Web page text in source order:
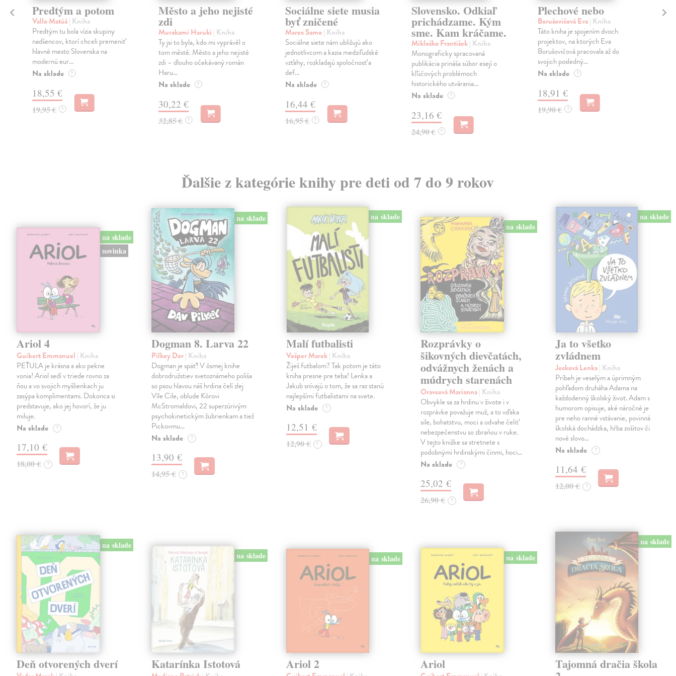
Predtým a potom
Vallo Matúš| Kniha
Predtým tu bola vízia skupiny
nadšencov, ktorí chceli premeniť
hlavné mesto Slovenska na
modernú eur...
Na sklade ?
18,55 €
19,95 € ?
Město a jeho nejisté
zdi
Murakami Haruki | Kniha
Ty jsi to byla, kdo mi vyprávěl o
tom městě. Město a jeho nejisté
zdi – dlouho očekávaný román
Haru...
Na sklade ?
30,22 €
32,85 € ?
Sociálne siete musia
byť zničené
Marec Samo| Kniha
Sociálne siete nám ubližujú ako
jednotlivcom a kazia medziľudské
vzťahy, rozkladajú spoločnosť a
def...
Na sklade ?
16,44 €
16,95 € ?
Slovensko. Odkiaľ
prichádzame. Kým
sme. Kam kráčame.
Mikloško František| Kniha
Monograficky spracovaná
publikácia prináša súbor esejí o
kľúčových problémoch
historického utvárania...
Na sklade ?
23,16 €
24,90 € ?
Plechové nebo
Borušovičová Eva| Kniha
Táto kniha je spojením dvoch
projektov, na ktorých Eva
Borušovičová pracovala až do
svojich posledný...
Na sklade ?
18,91 €
19,90 € ?
Ďalšie z kategórie knihy pre deti od 7 do 9 rokov
na sklade
novinka
Ariol 4
Guibert Emmanuel | Kniha
PEŤULA je krásna a ako pekne
vonia! Ariol sedí v triede rovno za
ňou a vo svojich myšlienkach ju
zasýpa komplimentami. Dokonca si
predstavuje, ako jej hovorí, že ju
miluje.
Na sklade ?
17,10 €
18,00 € ?
na sklade
Dogman 8. Larva 22
Pilkey Dav| Kniha
Dogman je späť! V ôsmej knihe
dobrodružstiev svetoznámeho poliša
so psou hlavou náš hrdina čelí zlej
Víle Cile, oblude Kôrovi
McStromaldovi, 22 superzúrivým
psychokinetickým žubrienkam a tiež
Pickovmu…
Na sklade ?
13,90 €
14,95 € ?
na sklade
Malí futbalisti
Vešper Marek| Kniha
Žiješ futbalom? Tak potom je táto
kniha presne pre teba! Lenka a
Jakub snívajú o tom, že sa raz stanú
najlepšími futbalistami na svete.
Na sklade ?
12,51 €
12,90 € ?
na sklade
Rozprávky o
šikovných dievčatách,
odvážnych ženách a
múdrych starenách
Oravcová Marianna| Kniha
Obvykle sa za hrdinu v živote i v
rozprávke považuje muž, a to vďaka
sile, bohatstvu, moci a odvahe čeliť
nebezpečenstvu so zbraňou v ruke.
V tejto knižke sa stretnete s
podobnými hrdinskými činmi, hoci…
Na sklade ?
25,02 €
26,90 € ?
na sklade
Ja to všetko
zvládnem
Jecková Lenka| Kniha
Príbeh je veselým a úprimným
pohľadom druháha Adama na
každodenný školský život. Adam s
humorom opisuje, aké náročné je
pre neho ranné vstávanie, povinná
školská dochádzka, hŕba zošitov či
nové slovo…
Na sklade ?
11,64 €
12,00 € ?
na sklade
Deň otvorených dverí
na sklade
Katarínka Istotová
na sklade
Ariol 2
na sklade
Ariol
na sklade
Tajomná dračia škola